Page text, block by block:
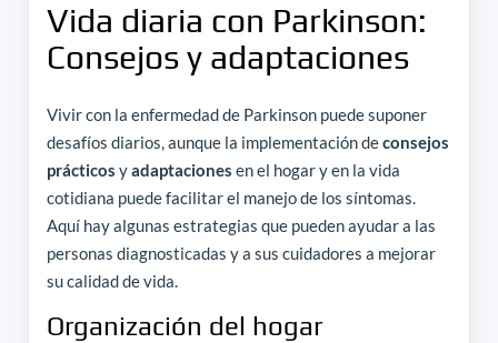
Vida diaria con Parkinson:
Consejos y adaptaciones
Vivir con la enfermedad de Parkinson puede suponer
desafíos diarios, aunque la implementación deconsejos
prácticos yadaptaciones en el hogar y en la vida
cotidiana puede facilitar el manejo de los síntomas.
Aquí hay algunas estrategias que pueden ayudar a las
personas diagnosticadas y a sus cuidadores a mejorar
su calidad de vida.
Organización del hogar